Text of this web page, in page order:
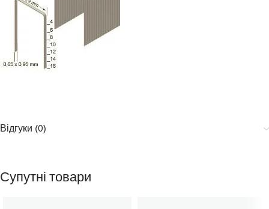
Відгуки (0)
Супутні товари